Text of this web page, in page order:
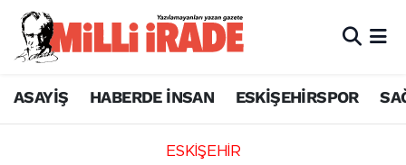
ASAYİŞ HABERDE İNSAN ESKİŞEHİRSPOR
ESKİŞEHİR